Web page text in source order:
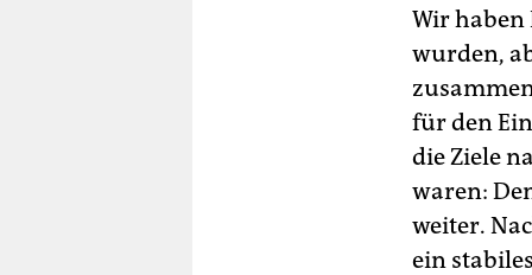
Wir haben
wurden,
für den
die Ziele
waren:
weiter.
ein